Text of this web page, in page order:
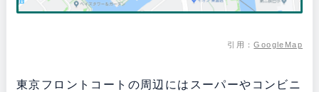
引用：GoogleMap
東京フロントコートの周辺にはスーパーやコンビニ